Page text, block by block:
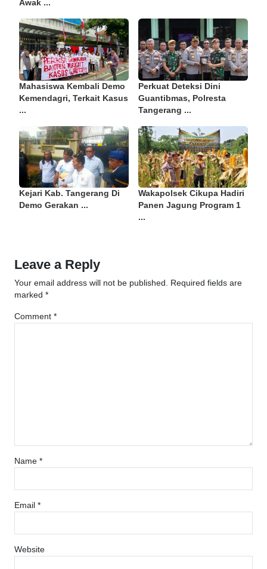
Awak ...
Mahasiswa Kembali Demo
Kemendagri, Terkait Kasus
...
Perkuat Deteksi Dini
Guantibmas, Polresta
Tangerang ...
Kejari Kab. Tangerang Di
Demo Gerakan ...
Wakapolsek Cikupa Hadiri
Panen Jagung Program 1
...
Leave a Reply
Your email address will not be published. Required fields are
marked *
Comment *
Name *
Email *
Website